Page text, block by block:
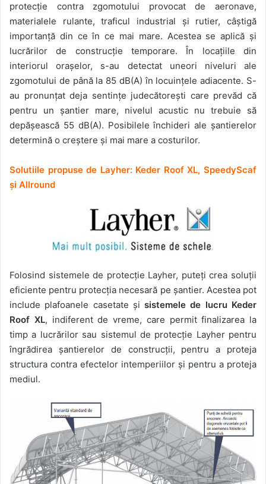
protecție contra zgomotului provocat de aeronave,
materialele rulante, traficul industrial și rutier, câștigă
importanță din ce în ce mai mare. Acestea se aplică și
lucrărilor de construcție temporare. În locațiile din
interiorul orașelor, s-au detectat uneori niveluri ale
zgomotului de până la 85 dB(A) în locuințele adiacente. S-
au pronunțat deja sentințe judecătorești care prevăd că
pentru un șantier mare, nivelul acustic nu trebuie să
depășească 55 dB(A). Posibilele închideri ale șantierelor
determină o creștere și mai mare a costurilor.
Solutiile propuse de Layher: Keder Roof XL, SpeedyScaf
și Allround
Folosind sistemele de protecție Layher, puteți crea soluții
eficiente pentru protecția necesară pe șantier. Acestea pot
include plafoanele casetate și sistemele de lucru Keder
Roof XL, indiferent de vreme, care permit finalizarea la
timp a lucrărilor sau sistemul de protecție Layher pentru
îngrădirea șantierelor de construcții, pentru a proteja
structura contra efectelor intemperiilor și pentru a proteja
mediul.